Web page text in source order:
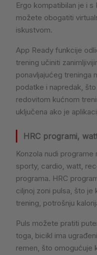
Ergo kompatibilan je i
možete obogatiti
iskustvom.
App Ready funkcije
trening učiniti
ponavljajućeg treninga
podatke i napredak,
redovitom kućnom
uključena ako je
HRC programi,
Konzola nudi programe
sporty, cardio, watt,
programa. HRC
ciljnoj zoni pulsa, što je
trening, potrošnju
Puls možete pratiti
toga, bicikl ima
remen, što omogućuje